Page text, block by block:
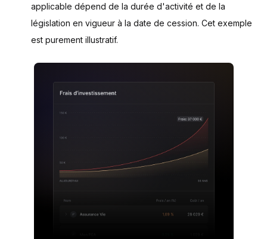
applicable dépend de la durée d'activité et de la
législation en vigueur à la date de cession. Cet exemple
est purement illustratif.